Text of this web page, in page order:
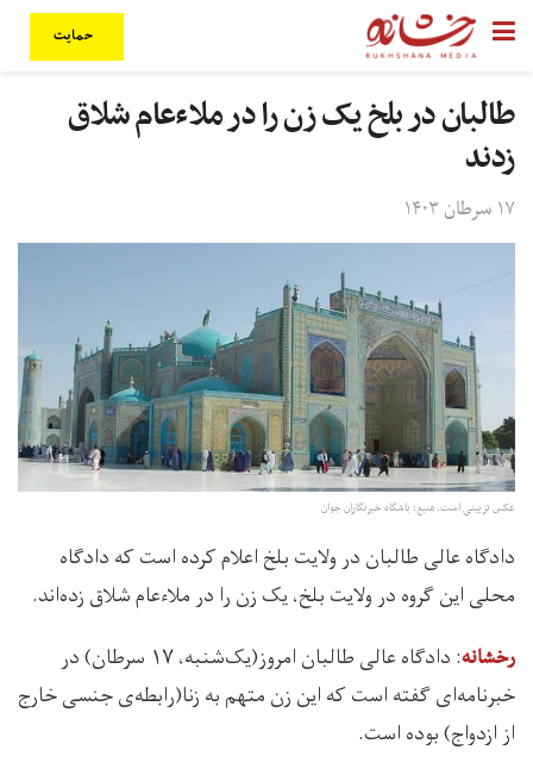
حمایت
طالبان در بلخ یک زن را در ملاءعام شلاق
زدند
۱۷ سرطان ۱۴۰۳
عکس تزیینی است. منبع: باشگاه خبرنگاران جوان
دادگاه عالی طالبان در ولایت بلخ اعلام کرده است که دادگاه
محلی این گروه در ولایت بلخ، یک زن را در ملاءعام شلاق زده‌اند.
رخشانه
: دادگاه عالی طالبان امروز(یک‌شنبه، ۱۷ سرطان) در
خبرنامه‌ای گفته است که این زن متهم به زنا(رابطه‌ی جنسی خارج
از ازدواج) بوده است.